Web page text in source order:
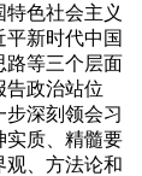
色社会主义
新时代中国
路等三个层面
告政治站位
深刻领会习
实质、精髓要
观、方法论和